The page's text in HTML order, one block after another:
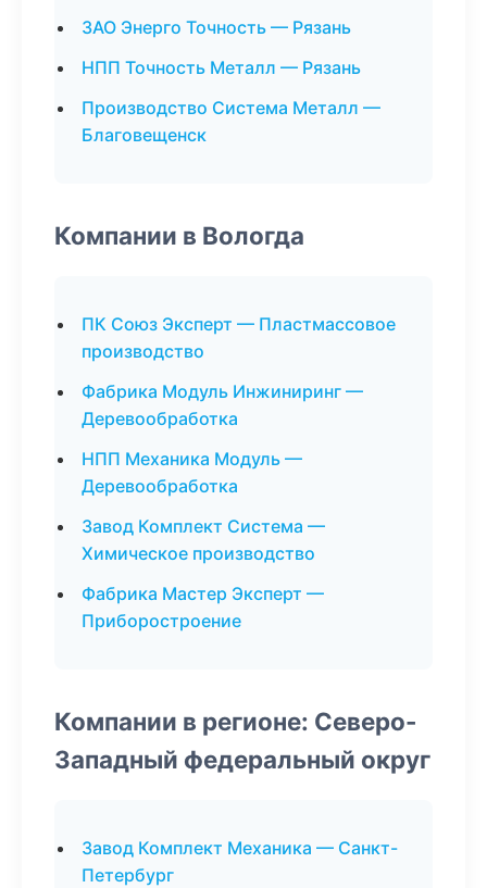
ЗАО Энерго Точность — Рязань
НПП Точность Металл — Рязань
Производство Система Металл —
Благовещенск
Компании в Вологда
ПК Союз Эксперт — Пластмассовое
производство
Фабрика Модуль Инжиниринг —
Деревообработка
НПП Механика Модуль —
Деревообработка
Завод Комплект Система —
Химическое производство
Фабрика Мастер Эксперт —
Приборостроение
Компании в регионе: Северо-
Западный федеральный округ
Завод Комплект Механика — Санкт-
Петербург